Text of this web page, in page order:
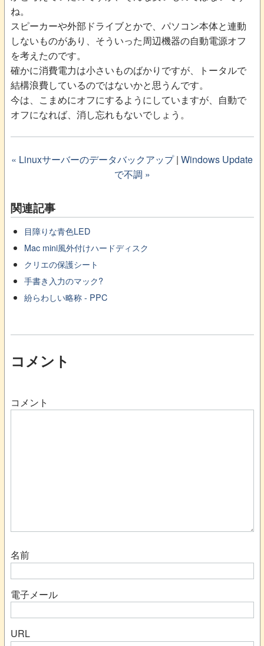
ね。
スピーカーや外部ドライブとかで、パソコン本体と連動
しないものがあり、そういった周辺機器の自動電源オフ
を考えたのです。
確かに消費電力は小さいものばかりですが、トータルで
結構浪費しているのではないかと思うんです。
今は、こまめにオフにするようにしていますが、自動で
オフになれば、消し忘れもないでしょう。
« Linuxサーバーのデータバックアップ| Windows Update
で不調 »
関連記事
目障りな青色LED
Mac mini風外付けハードディスク
クリエの保護シート
手書き入力のマック?
紛らわしい略称 - PPC
コメント
コメント
名前
電子メール
URL